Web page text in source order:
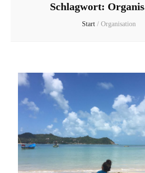
Schlagwort:
Start / Organisation